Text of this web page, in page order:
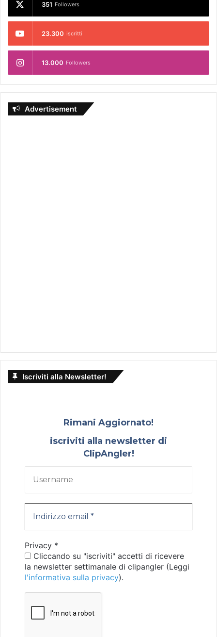
351 Followers
23.300 iscritti
13.000 Followers
Advertisement
Iscriviti alla Newsletter!
Rimani Aggiornato!
iscriviti alla newsletter di
ClipAngler!
Privacy *
Cliccando su "iscriviti" accetti di ricevere
la newsletter settimanale di clipangler (Leggi
l'informativa sulla privacy).